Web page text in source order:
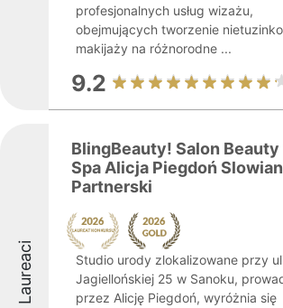
profesjonalnych usług wizażu,
obejmujących tworzenie
makijaży na różnorodne ...
9.2
Laureaci
BlingBeauty! Salon Beauty
Spa Alicja Piegdoń
Partnerski
Studio urody zlokalizowane przy
Jagiellońskiej 25 w Sanoku,
przez Alicję Piegdoń, wyróżnia się